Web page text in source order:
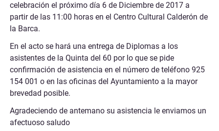
celebración el próximo día 6 de Diciembre de 2017 a
partir de las 11:00 horas en el Centro Cultural Calderón de
la Barca.
En el acto se hará una entrega de Diplomas a los
asistentes de la Quinta del 60 por lo que se pide
confirmación de asistencia en el número de teléfono 925
154 001 o en las oficinas del Ayuntamiento a la mayor
brevedad posible.
Agradeciendo de antemano su asistencia le enviamos un
afectuoso saludo